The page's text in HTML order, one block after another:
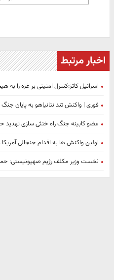
اخبار مرتبط
اسرائیل کاتز:کنترل امنیتی بر غزه را
فوری | واکنش تند نتانیاهو به پایان
عضو کابینه جنگ راه خنثی سازی
اولین واکنش ها به اقدام جنجالی آمریکا
نخست وزیر مکلف رژیم صهیونیستی: